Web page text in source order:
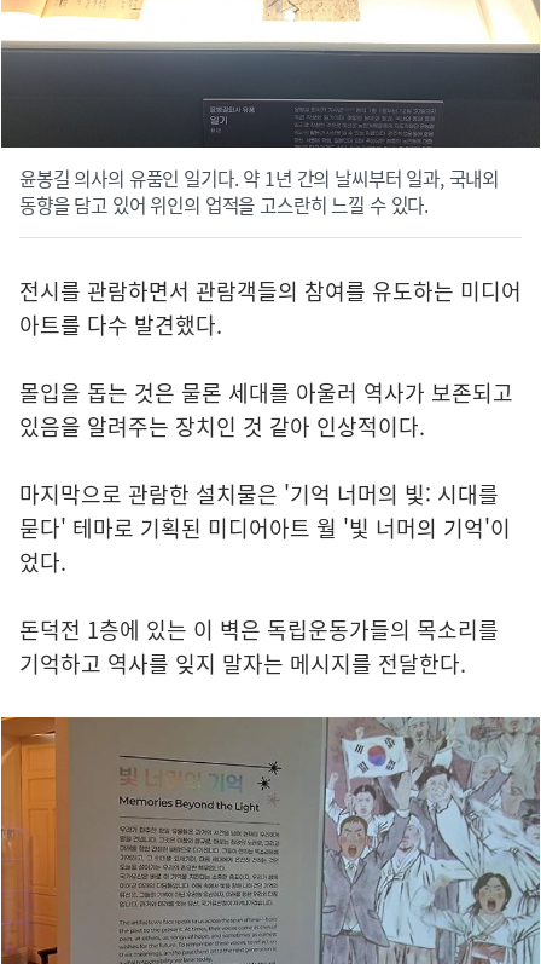
윤봉길 의사의 유품인 일기다. 약 1년 간의 날씨부터 일과, 국내외
동향을 담고 있어 위인의 업적을 고스란히 느낄 수 있다.
전시를 관람하면서 관람객들의 참여를 유도하는 미디어
아트를 다수 발견했다.
몰입을 돕는 것은 물론 세대를 아울러 역사가 보존되고
있음을 알려주는 장치인 것 같아 인상적이다.
마지막으로 관람한 설치물은 '기억 너머의 빛: 시대를
묻다' 테마로 기획된 미디어아트 월 '빛 너머의 기억'이
었다.
돈덕전 1층에 있는 이 벽은 독립운동가들의 목소리를
기억하고 역사를 잊지 말자는 메시지를 전달한다.